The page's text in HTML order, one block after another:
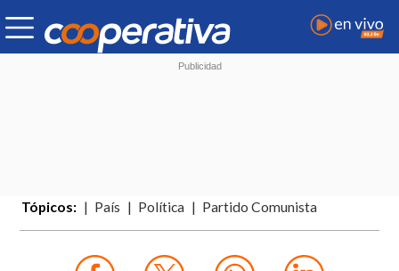
Tópicos: País Política Partido Comunista